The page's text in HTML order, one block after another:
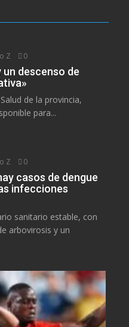
Z 0
un descenso de
de la provincia,
para...
Z 0
casos de dengue
infecciones
sanitario estable, con
arbovirosis y un